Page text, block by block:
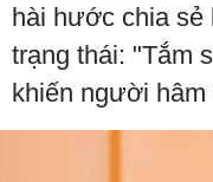
hài hước chia sẻ
trạng thái: "Tắm
khiến người hâm